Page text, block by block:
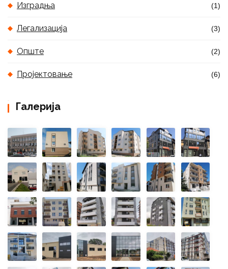
Изградња (1)
Легализација (3)
Опште (2)
Пројектовање (6)
Галерија